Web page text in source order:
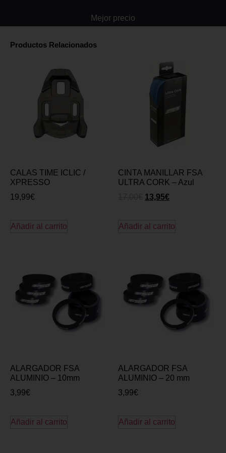
Mejor precio
Productos Relacionados
CALAS TIME ICLIC /
XPRESSO
19,99€
Añadir al carrito
CINTA MANILLAR FSA
ULTRA CORK – Azul
13,95€
Añadir al carrito
ALARGADOR FSA
ALUMINIO – 10mm
3,99€
Añadir al carrito
ALARGADOR FSA
ALUMINIO – 20 mm
3,99€
Añadir al carrito